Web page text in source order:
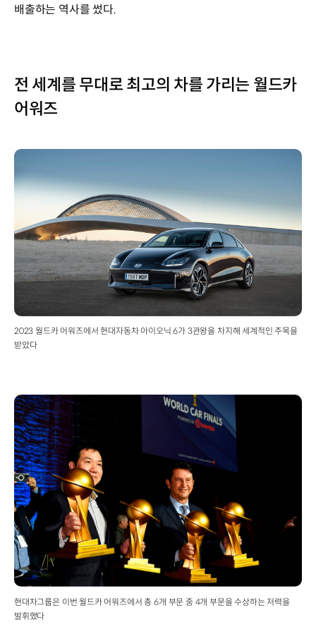
배출하는 역사를 썼다.
전 세계를 무대로 최고의 차를 가리는 월드카
어워즈
2023 월드카 어워즈에서 현대자동차 아이오닉 6가 3관왕을 차지해 세계적인 주목을
받았다
현대차그룹은 이번 월드카 어워즈에서 총 6개 부문 중 4개 부문을 수상하는 저력을
발휘했다